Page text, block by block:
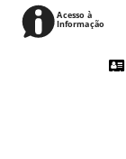
Acesso à
Informação